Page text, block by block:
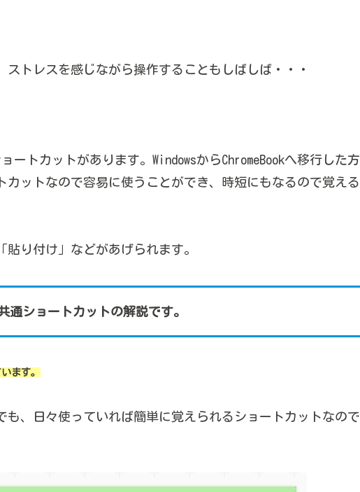
ストレスを感じながら操作することもしばしば・・・
ートカットがあります。WindowsからChromeBookへ移行した方
カットなので容易に使うことができ、時短にもなるので覚える
り付け」などがあげられます。
通ショートカットの解説です。
ます。
も、日々使っていれば簡単に覚えられるショートカットなので